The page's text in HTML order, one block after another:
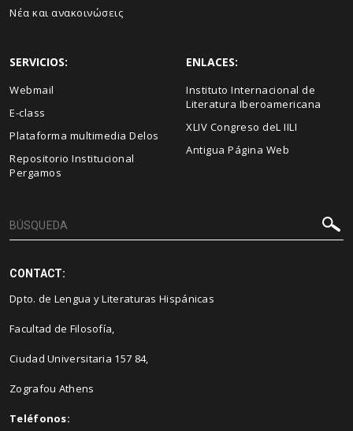
Νέα και ανακοινώσεις
SERVICIOS:
Webmail
E-class
Plataforma multimedia Delos
Repositorio Institucional
Pergamos
ENLACES:
Instituto Internacional de
Literatura Iberoamericana
XLIV Congreso deL IILI
Antigua Página Web
CONTACT:
Dpto. de Lengua y Literaturas Hispánicas
Facultad de Filosofía,
Ciudad Universitaria 157 84,
Zografou Athens
Teléfonos: